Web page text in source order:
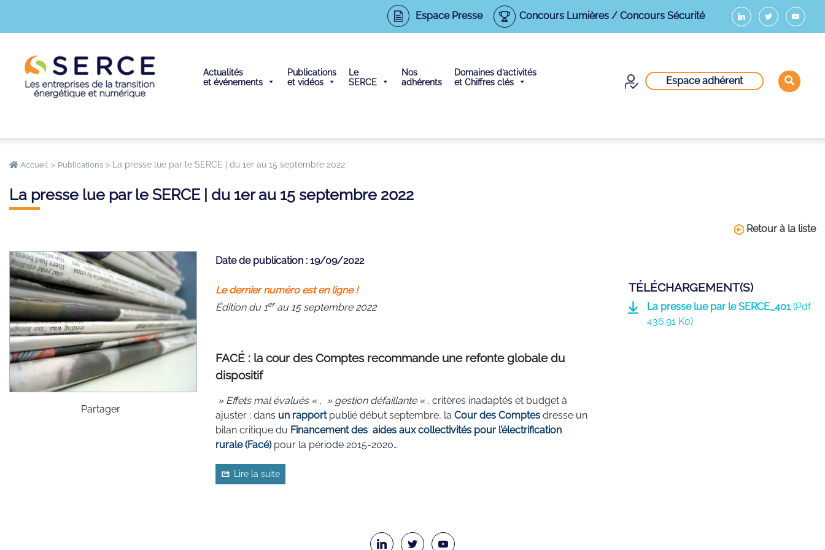
Espace Presse Concours Lumières/ Concours Sécurité
Actualités
et événements
Publications
et vidéos
Le
SERCE
Nos
adhérents
Domaines d’activités
et Chiffres clés
Espace adhérent
Accueil > Publications > La presse lue par le SERCE | du 1er au 15 septembre 2022
La presse lue par le SERCE | du 1er au 15 septembre 2022
Retour à la liste
Partager
Date de publication : 19/09/2022
Le dernier numéro est en ligne !
Édition du 1erau 15 septembre 2022
FACÉ : la cour des Comptes recommande une refonte globale du
dispositif
» Effets mal évalués « , » gestion défaillante « , critères inadaptés et budget à
ajuster : dans un rapportpublié début septembre, la Cour des Comptes dresse un
bilan critique du Financement des aides aux collectivités pour l’électrification
rurale (Facé) pour la période 2015-2020…
Lire la suite
TÉLÉCHARGEMENT(S)
La presse lue par le SERCE_401(Pdf
436.91 Ko)